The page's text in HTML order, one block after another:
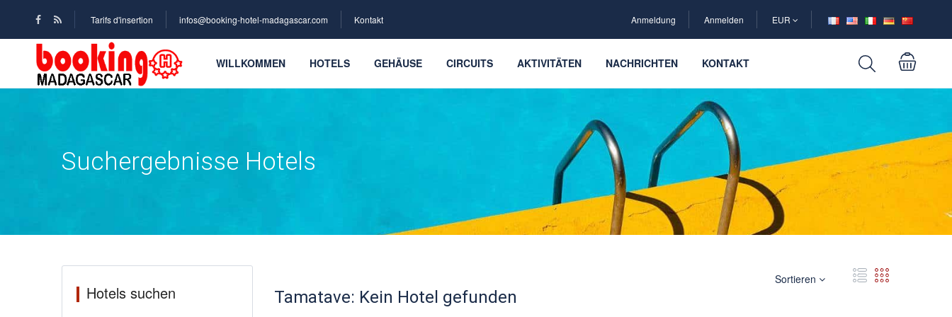
Tarifs d'insertion infos@booking-hotel-madagascar.com Kontakt Anmeldung Anmelden EUR
WILLKOMMEN HOTELS GEHÄUSE CIRCUITS AKTIVITÄTEN NACHRICHTEN KONTAKT
Suchergebnisse Hotels
Hotels suchen
Sortieren
Tamatave: Kein Hotel gefunden